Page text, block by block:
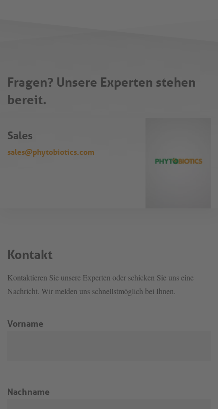
Fragen? Unsere Experten stehen
bereit.
Sales
sales@phytobiotics.com
Kontakt
Kontaktieren Sie unsere Experten oder schicken Sie uns eine
Nachricht. Wir melden uns schnellstmöglich bei Ihnen.
Vorname
Nachname